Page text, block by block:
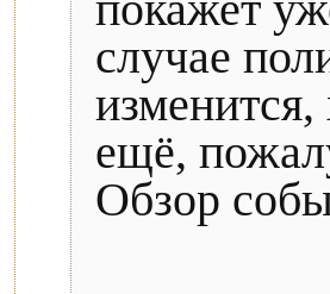
случае
изменится,
ещё,
Обзор